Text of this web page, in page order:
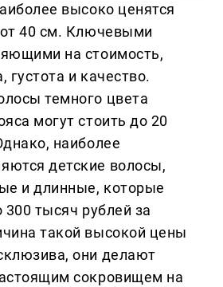
высоко ценятся
40 см. Ключевыми
на стоимость,
густота и качество.
темного цвета
могут стоить до 20
наиболее
детские волосы,
и длинные, которые
300 тысяч рублей за
такой высокой цены
они делают
сокровищем на